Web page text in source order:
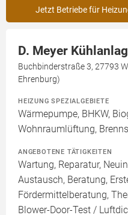
Jetzt Betriebe für
D. Meyer
Buchbinderstraße 3, 27793
Ehrenburg)
HEIZUNG SPEZIALGEBIETE
Wärmepumpe, BHKW,
Wohnraumlüftung,
ANGEBOTENE TÄTIGKEITEN
Wartung, Reparatur,
Austausch, Beratung,
Fördermittelberatung,
Blower-Door-Test /